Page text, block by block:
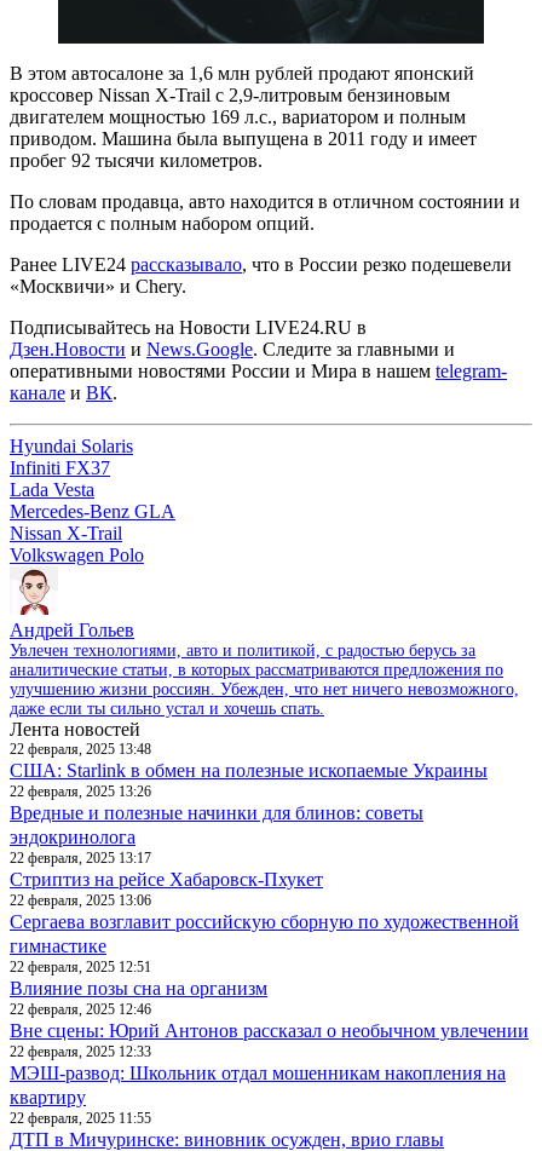
В этом автосалоне за 1,6 млн рублей продают японский
кроссовер Nissan X-Trail с 2,9-литровым бензиновым
двигателем мощностью 169 л.с., вариатором и полным
приводом. Машина была выпущена в 2011 году и имеет
пробег 92 тысячи километров.
По словам продавца, авто находится в отличном состоянии и
продается с полным набором опций.
Ранее LIVE24 рассказывало, что в России резко подешевели
«Москвичи» и Chery.
Подписывайтесь на Новости LIVE24.RU в
Дзен.Новости и News.Google. Следите за главными и
оперативными новостями России и Мира в нашем telegram-
канале и ВК.
Hyundai Solaris
Infiniti FX37
Lada Vesta
Mercedes-Benz GLA
Nissan X-Trail
Volkswagen Polo
Андрей Гольев
Увлечен технологиями, авто и политикой, с радостью берусь за
аналитические статьи, в которых рассматриваются предложения по
улучшению жизни россиян. Убежден, что нет ничего невозможного,
даже если ты сильно устал и хочешь спать.
Лента новостей
22 февраля, 2025 13:48
США: Starlink в обмен на полезные ископаемые Украины
22 февраля, 2025 13:26
Вредные и полезные начинки для блинов: советы
эндокринолога
22 февраля, 2025 13:17
Стриптиз на рейсе Хабаровск-Пхукет
22 февраля, 2025 13:06
Сергаева возглавит российскую сборную по художественной
гимнастике
22 февраля, 2025 12:51
Влияние позы сна на организм
22 февраля, 2025 12:46
Вне сцены: Юрий Антонов рассказал о необычном увлечении
22 февраля, 2025 12:33
МЭШ-развод: Школьник отдал мошенникам накопления на
квартиру
22 февраля, 2025 11:55
ДТП в Мичуринске: виновник осужден, врио главы